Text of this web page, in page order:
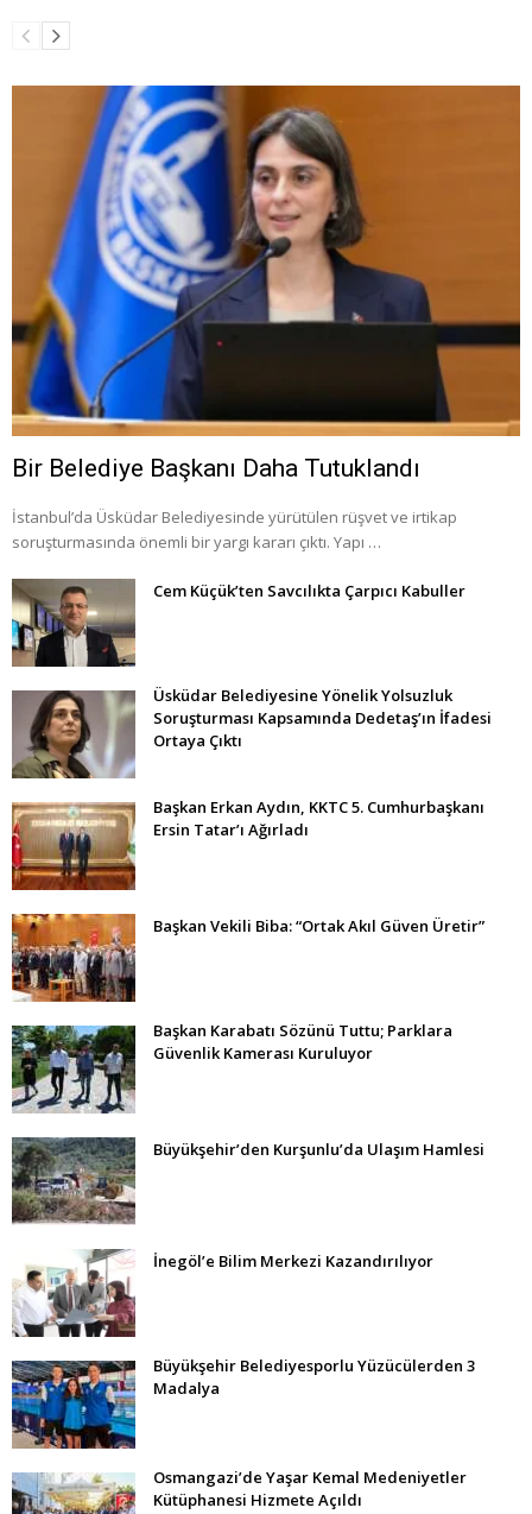
Bir Belediye Başkanı Daha Tutuklandı
İstanbul’da Üsküdar Belediyesinde yürütülen rüşvet ve irtikap
soruşturmasında önemli bir yargı kararı çıktı. Yapı …
Cem Küçük’ten Savcılıkta Çarpıcı Kabuller
Üsküdar Belediyesine Yönelik Yolsuzluk
Soruşturması Kapsamında Dedetaş’ın İfadesi
Ortaya Çıktı
Başkan Erkan Aydın, KKTC 5. Cumhurbaşkanı
Ersin Tatar’ı Ağırladı
Başkan Vekili Biba: “Ortak Akıl Güven Üretir”
Başkan Karabatı Sözünü Tuttu; Parklara
Güvenlik Kamerası Kuruluyor
Büyükşehir’den Kurşunlu’da Ulaşım Hamlesi
İnegöl’e Bilim Merkezi Kazandırılıyor
Büyükşehir Belediyesporlu Yüzücülerden 3
Madalya
Osmangazi’de Yaşar Kemal Medeniyetler
Kütüphanesi Hizmete Açıldı